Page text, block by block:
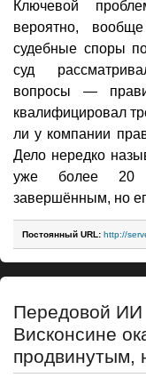
Ключевой
вероятно,
судебные споры
суд
вопросы —
квалифицировал
ли у компании
Дело нередко
уже более 20
завершённым, но
Постоянный URL: http://
Передовой
Висконсине